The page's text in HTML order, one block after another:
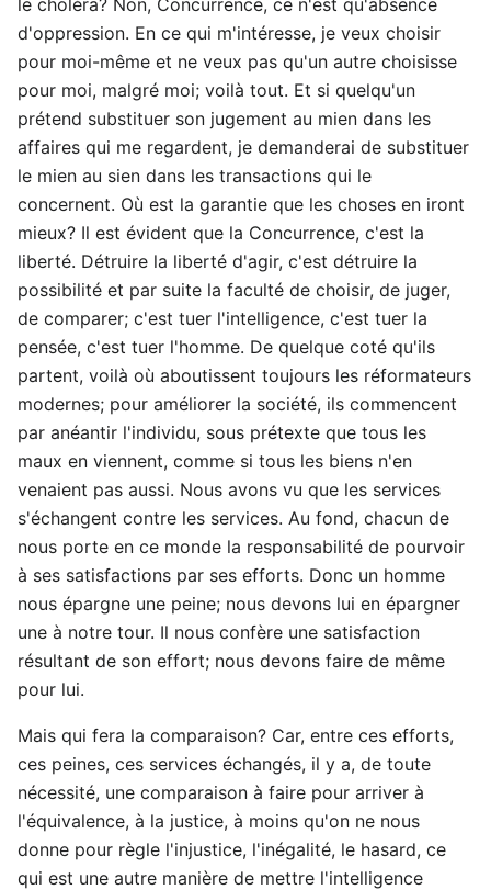
d'oppression. En ce qui m'intéresse, je veux choisir
pour moi-même et ne veux pas qu'un autre choisisse
pour moi, malgré moi; voilà tout. Et si quelqu'un
prétend substituer son jugement au mien dans les
affaires qui me regardent, je demanderai de substituer
le mien au sien dans les transactions qui le
concernent. Où est la garantie que les choses en iront
mieux? Il est évident que la Concurrence, c'est la
liberté. Détruire la liberté d'agir, c'est détruire la
possibilité et par suite la faculté de choisir, de juger,
de comparer; c'est tuer l'intelligence, c'est tuer la
pensée, c'est tuer l'homme. De quelque coté qu'ils
partent, voilà où aboutissent toujours les réformateurs
modernes; pour améliorer la société, ils commencent
par anéantir l'individu, sous prétexte que tous les
maux en viennent, comme si tous les biens n'en
venaient pas aussi. Nous avons vu que les services
s'échangent contre les services. Au fond, chacun de
nous porte en ce monde la responsabilité de pourvoir
à ses satisfactions par ses efforts. Donc un homme
nous épargne une peine; nous devons lui en épargner
une à notre tour. Il nous confère une satisfaction
résultant de son effort; nous devons faire de même
pour lui.
Mais qui fera la comparaison? Car, entre ces efforts,
ces peines, ces services échangés, il y a, de toute
nécessité, une comparaison à faire pour arriver à
l'équivalence, à la justice, à moins qu'on ne nous
donne pour règle l'injustice, l'inégalité, le hasard, ce
qui est une autre manière de mettre l'intelligence